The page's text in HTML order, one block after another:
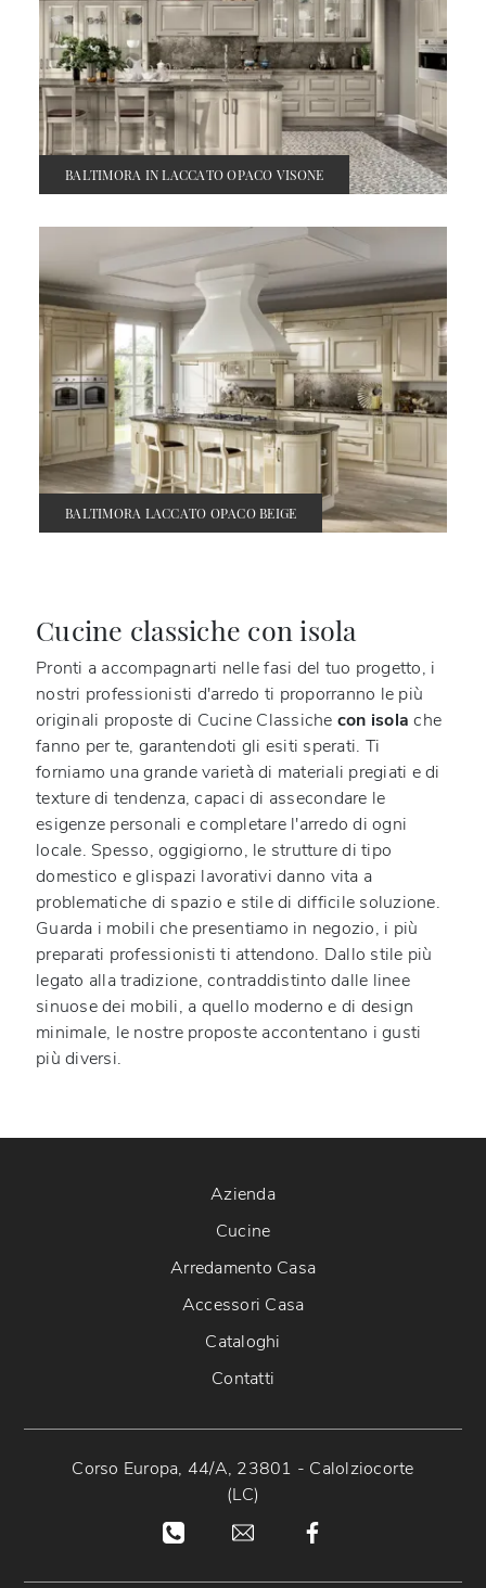
BALTIMORA IN LACCATO OPACO VISONE
BALTIMORA LACCATO OPACO BEIGE
Cucine classiche con isola
Pronti a accompagnarti nelle fasi del tuo progetto, i
nostri professionisti d'arredo ti proporranno le più
originali proposte di Cucine Classiche con isola che
fanno per te, garantendoti gli esiti sperati. Ti
forniamo una grande varietà di materiali pregiati e di
texture di tendenza, capaci di assecondare le
esigenze personali e completare l'arredo di ogni
locale. Spesso, oggigiorno, le strutture di tipo
domestico e glispazi lavorativi danno vita a
problematiche di spazio e stile di difficile soluzione.
Guarda i mobili che presentiamo in negozio, i più
preparati professionisti ti attendono. Dallo stile più
legato alla tradizione, contraddistinto dalle linee
sinuose dei mobili, a quello moderno e di design
minimale, le nostre proposte accontentano i gusti
più diversi.
Azienda
Cucine
Arredamento Casa
Accessori Casa
Cataloghi
Contatti
Corso Europa, 44/A, 23801 - Calolziocorte
(LC)